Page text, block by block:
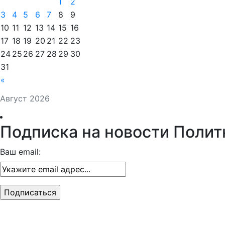
Август 2026
«
3
4 5 6 7 8
9
10 11 12 13 14 15 16
17 18 19 20 21 22 23
24 25 26 27 28 29 30
31
Подписка на новости
Ваш email: